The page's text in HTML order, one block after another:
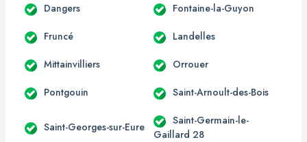
Dangers Fontaine-la-Guyon
Fruncé Landelles
Mittainvilliers Orrouer
Pontgouin Saint-Arnoult-des-Bois
Saint-Georges-sur-Eure
Saint-Germain-le-
Gaillard 28